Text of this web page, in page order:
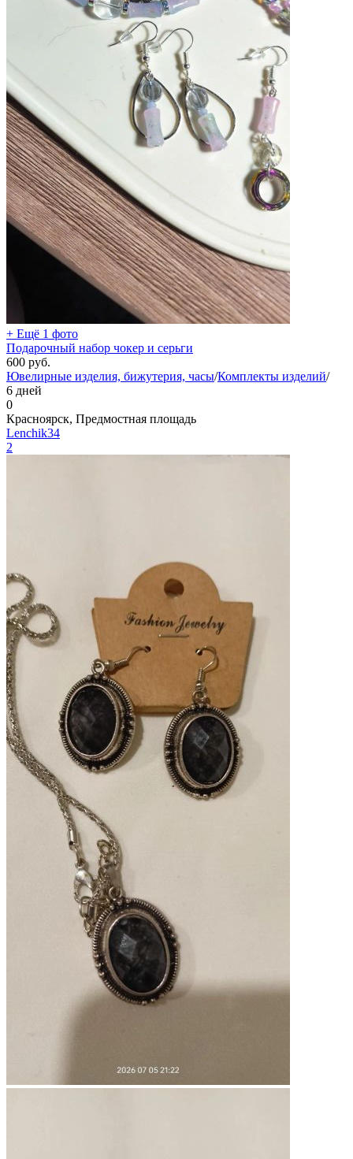
+ Ещё 1 фото
Подарочный набор чокер и серьги
600 руб.
Ювелирные изделия, бижутерия, часы/Комплекты изделий/
6 дней
0
Красноярск, Предмостная площадь
Lenchik34
2